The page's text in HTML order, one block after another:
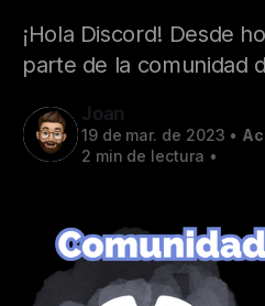
¡Hola Discord! Desde
parte de la comunidad
Joan
19 de mar. de 2023 •
2 min de lectura •